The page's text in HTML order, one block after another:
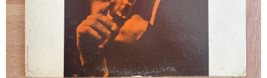
GG RECORD （当店のレーベル）
全商品
JAZZ-US